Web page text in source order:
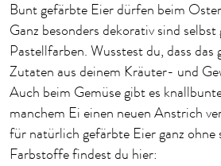
Bunt gefärbte Eier dürfen beim
Ganz besonders dekorativ sind
Pastellfarben. Wusstest du, dass das
Zutaten aus deinem Kräuter- und
Auch beim Gemüse gibt es
manchem Ei einen neuen Anstrich
für natürlich gefärbte Eier ganz ohne
Farbstoffe findest du hier: